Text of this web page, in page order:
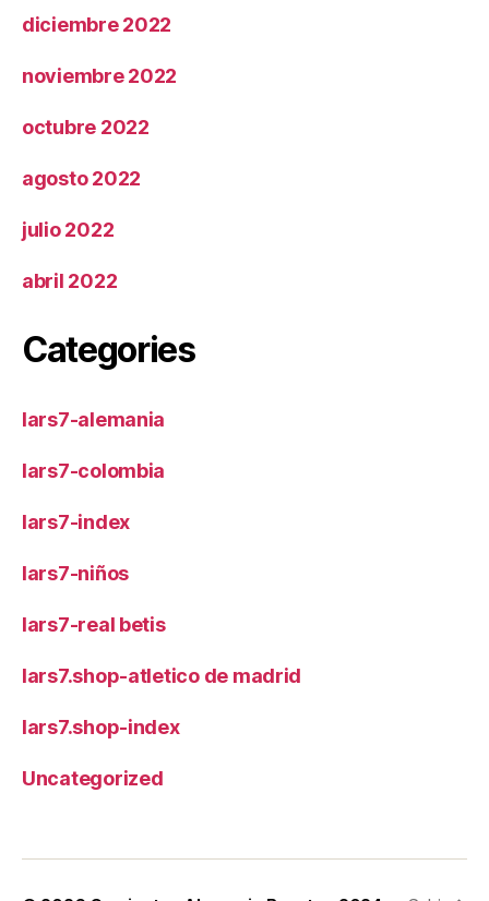
diciembre 2022
noviembre 2022
octubre 2022
agosto 2022
julio 2022
abril 2022
Categories
lars7-alemania
lars7-colombia
lars7-index
lars7-niños
lars7-real betis
lars7.shop-atletico de madrid
lars7.shop-index
Uncategorized